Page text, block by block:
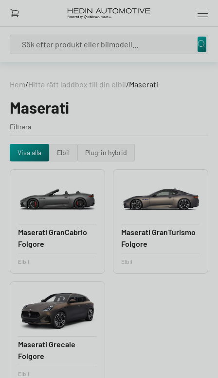
Hem/Hitta rätt laddbox till din elbil/Maserati
Maserati
Filtrera
Visa alla Elbil Plug-in hybrid
Maserati GranCabrio
Folgore
Elbil
Maserati GranTurismo
Folgore
Elbil
Maserati Grecale
Folgore
Elbil